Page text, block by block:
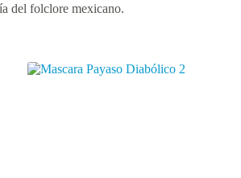
del folclore mexicano.